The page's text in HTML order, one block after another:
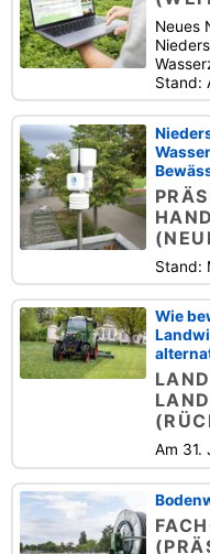
Neues
Stand:
Stand:
Wie
Am 31.